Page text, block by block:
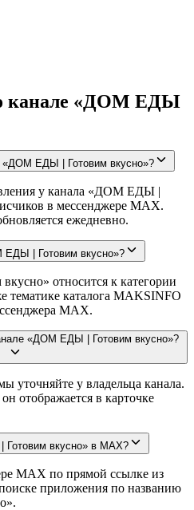
канале «ДОМ ЕДЫ
«ДОМ ЕДЫ | Готовим вкусно»?
у канала «ДОМ ЕДЫ |
в мессенджере MAX.
ежедневно.
ЕДЫ | Готовим вкусно»?
относится к категории
тематике каталога MAKSINFO
MAX.
«ДОМ ЕДЫ | Готовим вкусно»?
уточняйте у владельца канала.
отображается в карточке
вкусно» в MAX?
MAX по прямой ссылке из
приложения по названию